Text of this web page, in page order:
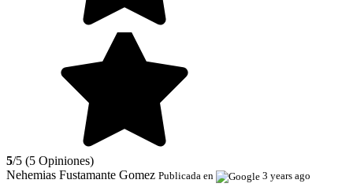
5/5 (5 Opiniones)
Nehemias Fustamante Gomez Publicada en 3 years ago